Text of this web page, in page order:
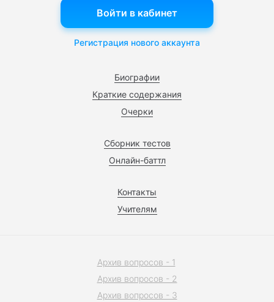
Биографии
Краткие содержания
Очерки
Сборник тестов
Онлайн-баттл
Контакты
Учителям
Войти в кабинет
Регистрация нового аккаунта
Архив вопросов - 1
Архив вопросов - 2
Архив вопросов - 3